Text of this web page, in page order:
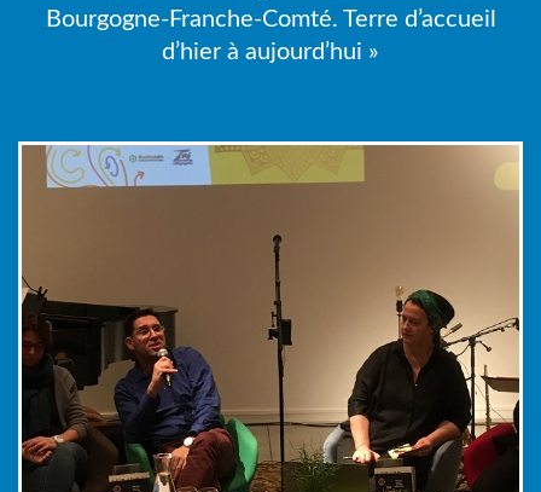
Bourgogne-Franche-Comté. Terre d’accueil
d’hier à aujourd’hui »